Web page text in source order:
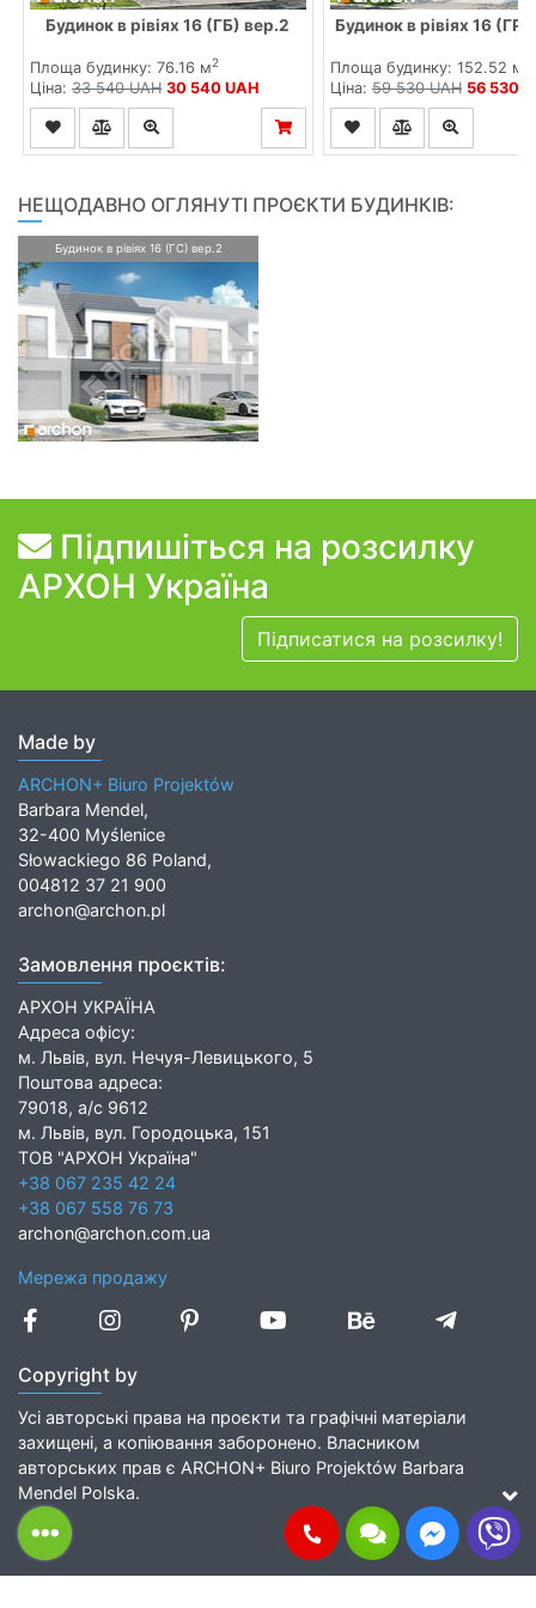
Будинок в рівіях 16 (ГБ) вер.2
Площа будинку: 76.16 м2
Ціна: 33 540 UAH 30 540 UAH
Будинок в рівіях 16
Площа будинку: 152.52 м
Ціна:59 530 UAH 56 530
НЕЩОДАВНО ОГЛЯНУТІ ПРОЄКТИ БУДИНКІВ:
Будинок в рівіях 16 (ГС) вер.2
Підпишіться на розсилку
АРХОН Україна
Підписатися на розсилку!
Made by
ARCHON+ Biuro Projektów
Barbara Mendel,
32-400 Myślenice
Słowackiego 86 Poland,
004812 37 21 900
archon@archon.pl
Замовлення проєктів:
АРХОН УКРАЇНА
Адреса офісу:
м. Львів, вул. Нечуя-Левицького, 5
Поштова адреса:
79018, а/с 9612
м. Львів, вул. Городоцька, 151
ТОВ "АРХОН Україна"
+38 067 235 42 24
+38 067 558 76 73
archon@archon.com.ua
Мережа продажу
Copyright by
Усі авторські права на проєкти та графічні матеріали
захищені, а копіювання заборонено. Власником
авторських прав є ARCHON+ Biuro Projektów Barbara
Mendel Polska.